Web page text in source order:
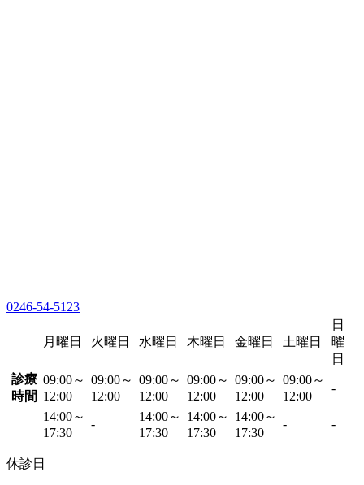
0246-54-5123
月曜日 火曜日 水曜日 木曜日 金曜日 土曜日
日
曜
日
診療
時間
09:00～
12:00
09:00～
12:00
09:00～
12:00
09:00～
12:00
09:00～
12:00
09:00～
12:00
-
14:00～
17:30
-
14:00～
17:30
14:00～
17:30
14:00～
17:30
- -
休診日